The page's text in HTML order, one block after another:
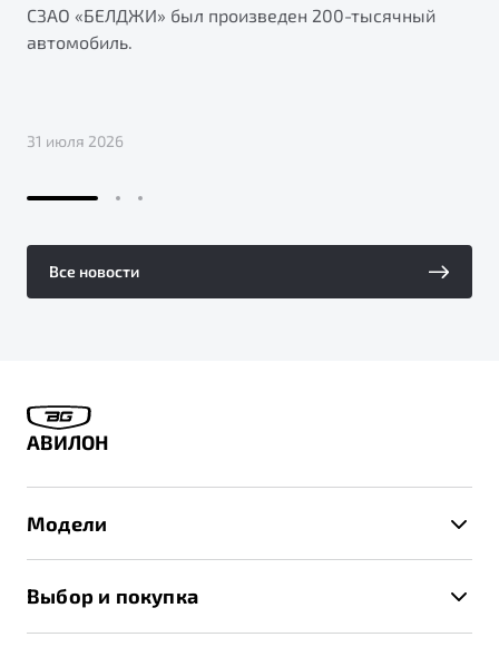
СЗАО «БЕЛДЖИ» был произведен 200-тысячный
автомобиль.
31 июля 2026
Все новости
АВИЛОН
Модели
Выбор и покупка